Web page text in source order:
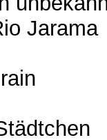
Jarama